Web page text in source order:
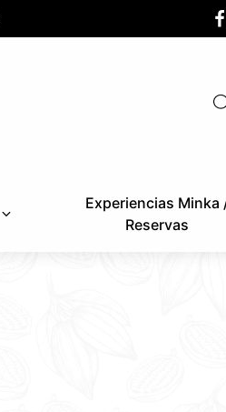
Experiencias Minka
Reservas